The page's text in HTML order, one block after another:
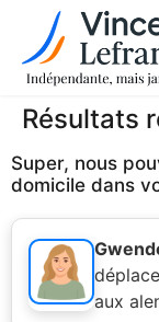
Résultats
Super, nous
domicile dans
aux